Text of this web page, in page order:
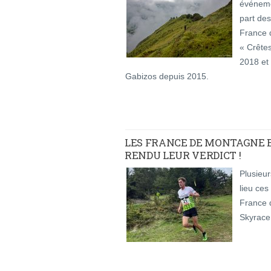
part
France
«
2018
Gabizos depuis 2015.
LES FRANCE DE
RENDU LEUR VERDICT !
lieu
France